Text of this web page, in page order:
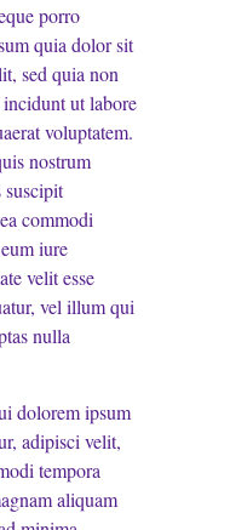
porro
quia dolor sit
sed quia non
ut labore
voluptatem.
nostrum
suscipit
commodi
iure
velit esse
vel illum qui
nulla
dolorem ipsum
adipisci velit,
tempora
aliquam